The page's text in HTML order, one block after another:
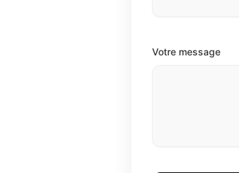
Votre message